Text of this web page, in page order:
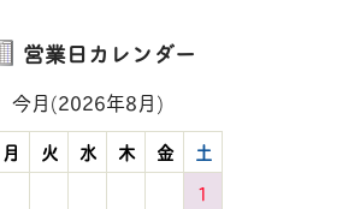
営業日カレンダー
今月(2026年8月)
月 火 水 木 金
土
1